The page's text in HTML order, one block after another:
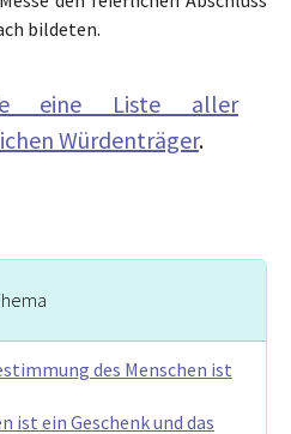
bildeten.
eine Liste aller
Würdenträger.
des Menschen ist
ist ein Geschenk und das